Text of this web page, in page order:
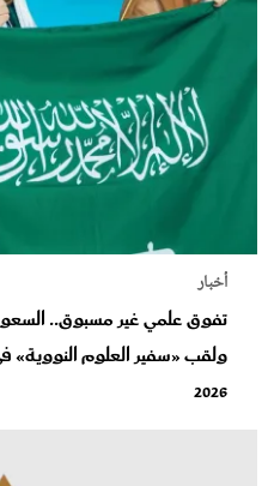
أخبار
تفوق علمي غير مسبوق..
ولقب «سفير العلوم النووية»
2026